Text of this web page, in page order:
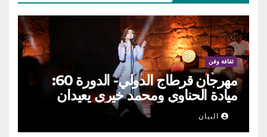
ثقافة وفن
مهرجان قرطاج الدولي- الدورة 60:
ميادة الحناوي ومحمد خيري يعيدان
الطرب السوري إلى ركح قرطاج
البيان